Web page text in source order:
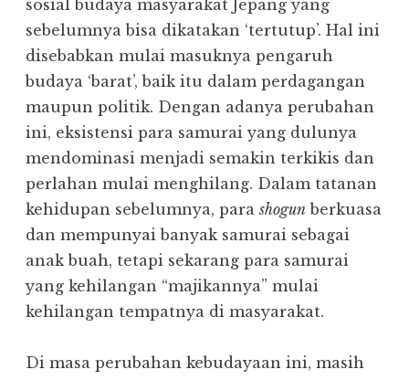
sosial budaya masyarakat Jepang yang
sebelumnya bisa dikatakan ‘tertutup’. Hal ini
disebabkan mulai masuknya pengaruh
budaya ‘barat’, baik itu dalam perdagangan
maupun politik. Dengan adanya perubahan
ini, eksistensi para samurai yang dulunya
mendominasi menjadi semakin terkikis dan
perlahan mulai menghilang. Dalam tatanan
kehidupan sebelumnya, parashogun berkuasa
dan mempunyai banyak samurai sebagai
anak buah, tetapi sekarang para samurai
yang kehilangan “majikannya” mulai
kehilangan tempatnya di masyarakat.
Di masa perubahan kebudayaan ini, masih